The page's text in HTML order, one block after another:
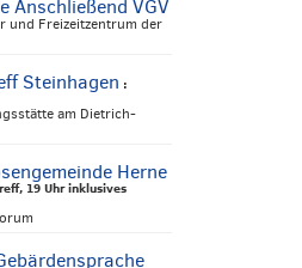
Anschließend VGV
und Freizeitzentrum der
Steinhagen :
am Dietrich-
Herne
19 Uhr inklusives